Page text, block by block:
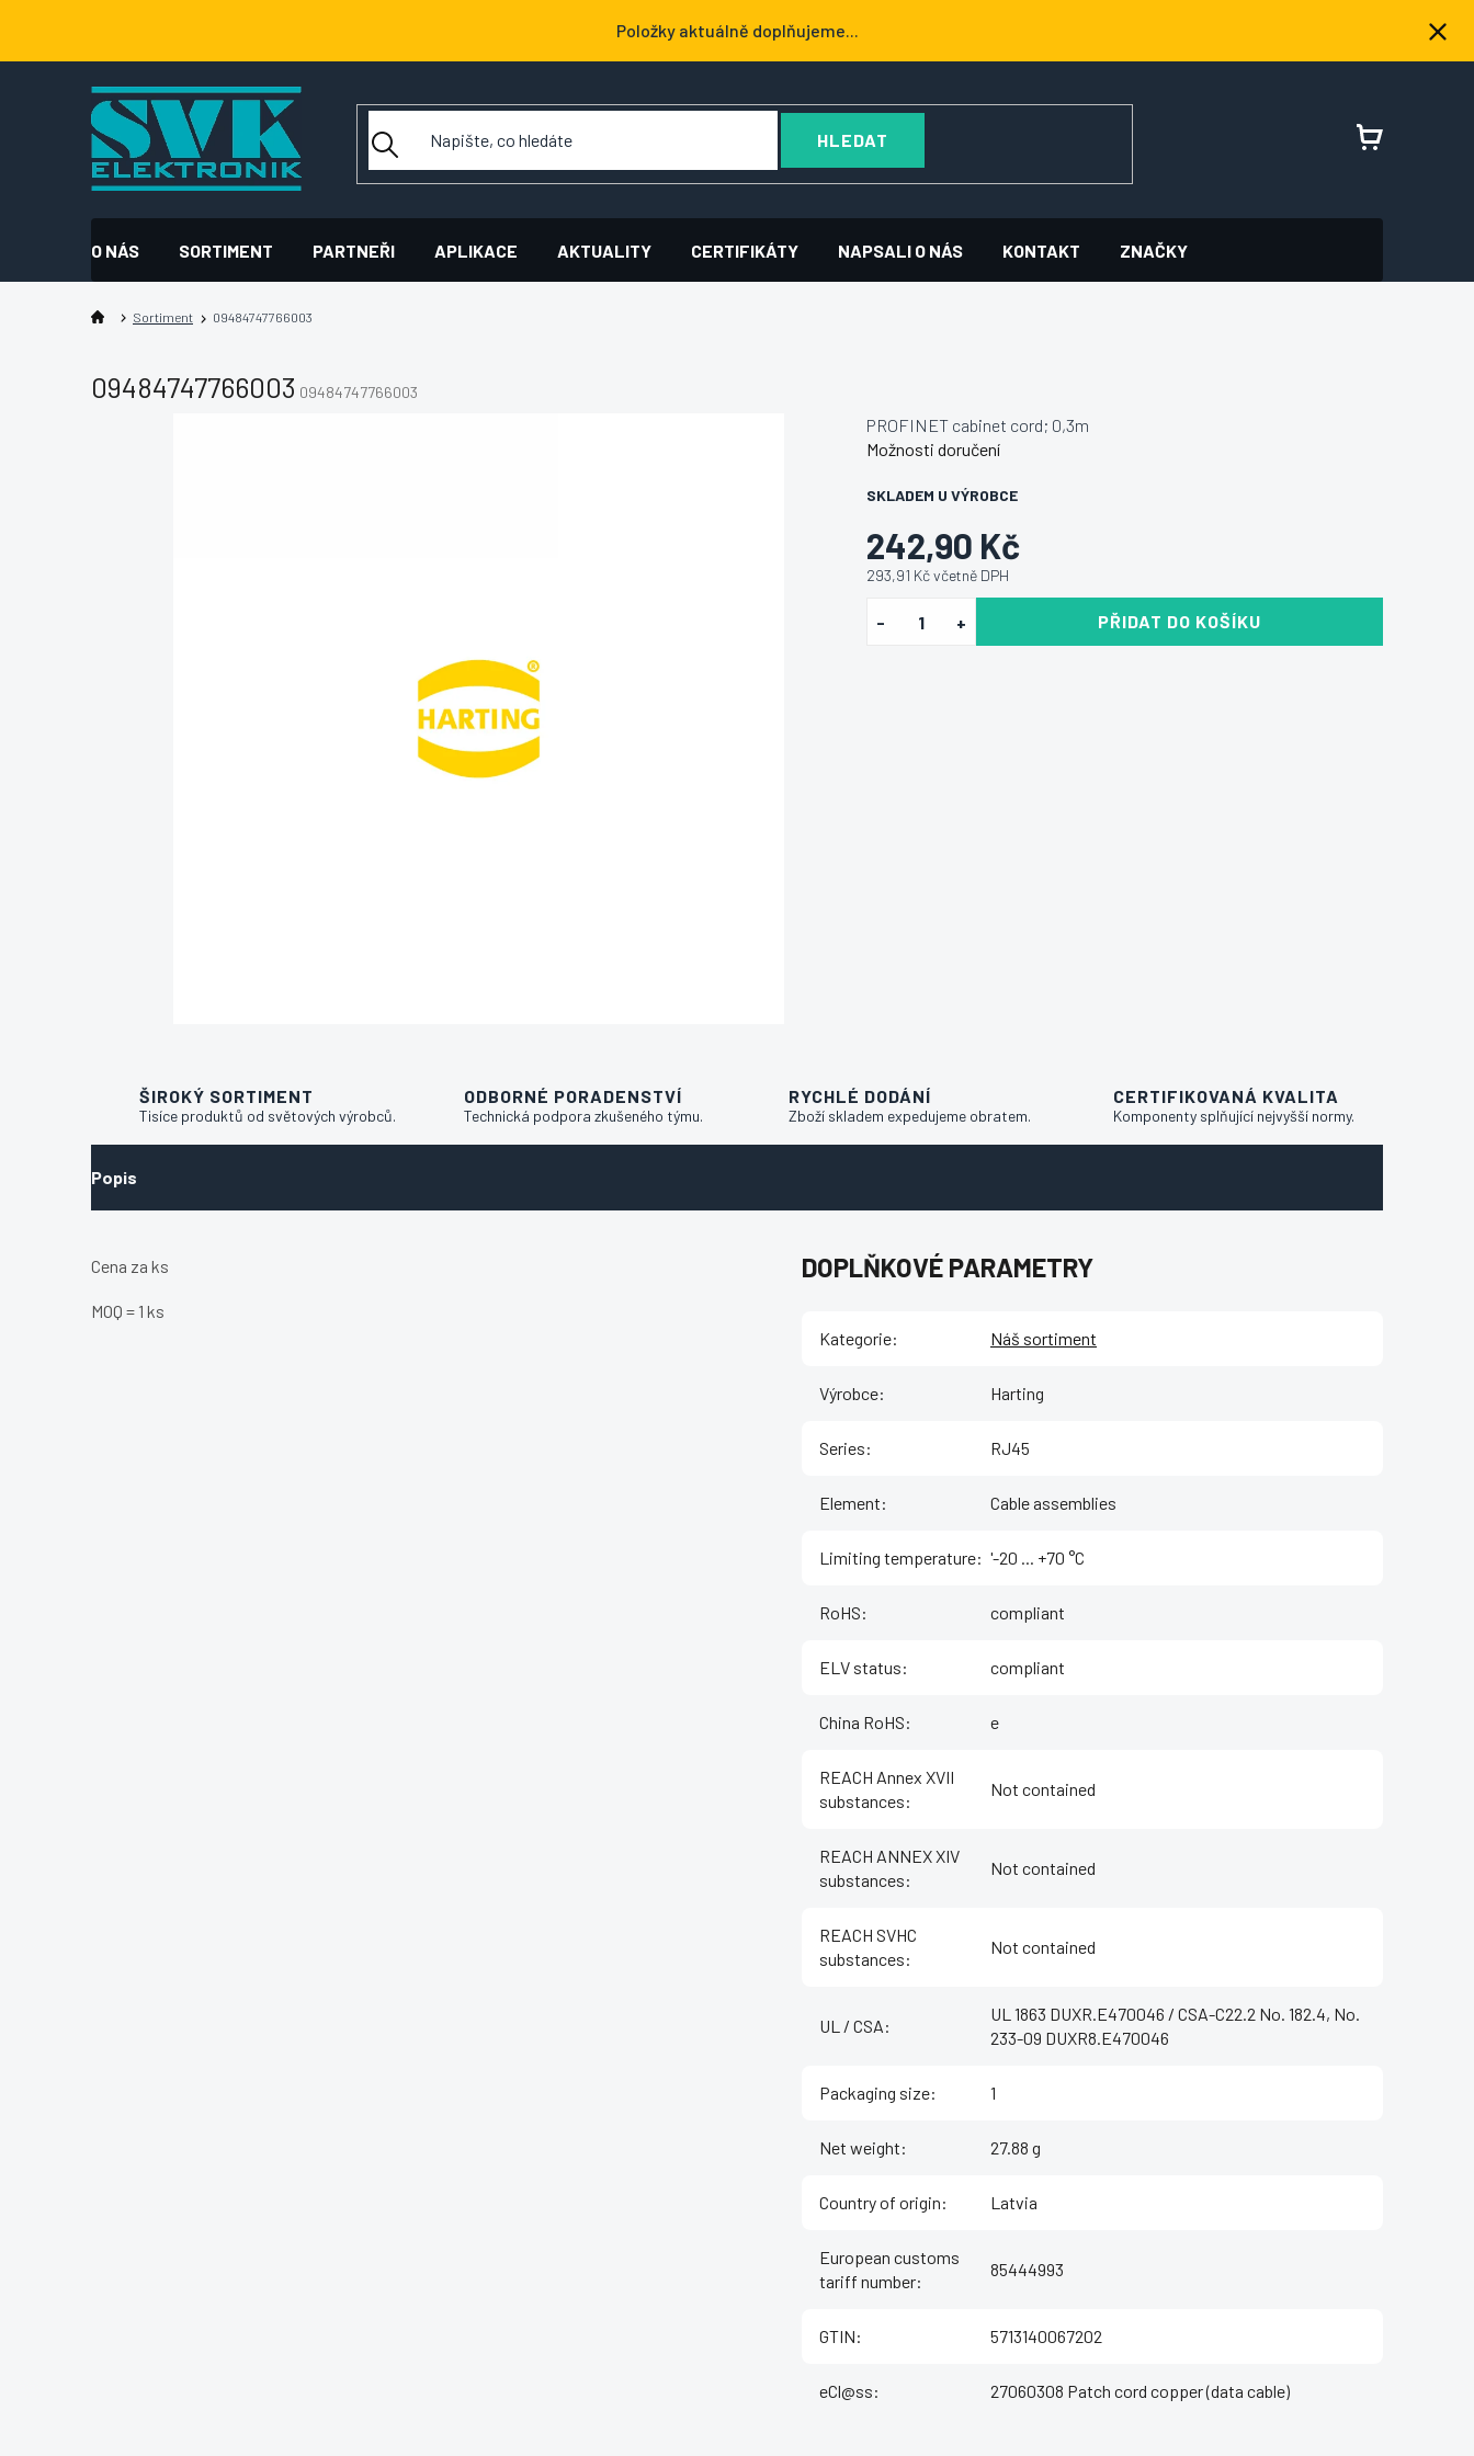
obsah
Položky aktuálně doplňujeme...
HLEDAT
NÁKUPNÍ
O NÁS SORTIMENT PARTNEŘI APLIKACE AKTUALITY CERTIFIKÁTY NAPSALI O NÁS KONTAKT ZNAČKY
Sortiment 09484747766003
09484747766003 09484747766003
242,90 Kč
293,91 Kč včetně DPH
SKLADEM U VÝROBCE
Možnosti doručení
PŘIDAT DO KOŠÍKU
PROFINET cabinet cord; 0,3m
ŠIROKÝ SORTIMENT
Tisíce produktů od světových výrobců.
ODBORNÉ PORADENSTVÍ
Technická podpora zkušeného týmu.
RYCHLÉ DODÁNÍ
Zboží skladem expedujeme obratem.
CERTIFIKOVANÁ KVALITA
Komponenty splňující nejvyšší normy.
Popis
Cena za ks
MOQ = 1 ks
DOPLŇKOVÉ PARAMETRY
Kategorie: Náš sortiment
Výrobce: Harting
Series: RJ45
Element: Cable assemblies
Limiting temperature: '-20 ... +70 °C
RoHS: compliant
ELV status: compliant
China RoHS: e
REACH Annex XVII
substances:
Not contained
REACH ANNEX XIV
substances:
Not contained
REACH SVHC
substances:
Not contained
UL / CSA:
UL 1863 DUXR.E470046 / CSA-C22.2 No. 182.4, No.
233-09 DUXR8.E470046
Packaging size: 1
Net weight: 27.88 g
Country of origin: Latvia
European customs
tariff number:
85444993
GTIN: 5713140067202
eCl@ss: 27060308 Patch cord copper (data cable)